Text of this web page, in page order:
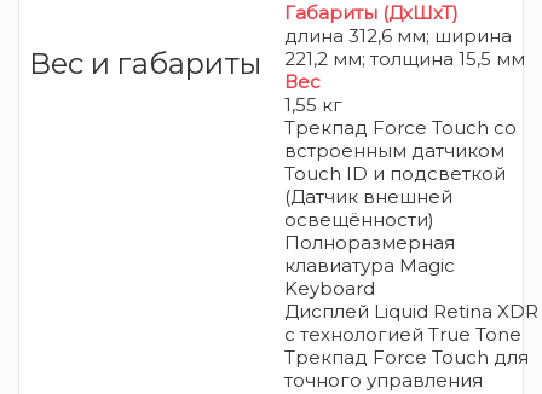
Вес и габариты
Габариты (ДхШхТ)
длина 312,6 мм; ширина
221,2 мм; толщина 15,5 мм
Вес
1,55 кг
Трекпад Force Touch со
встроенным датчиком
Touch ID и подсветкой
(Датчик внешней
освещённости)
Полноразмерная
клавиатура Magic
Keyboard
Дисплей Liquid Retina XDR
с технологией True Tone
Трекпад Force Touch для
точного управления